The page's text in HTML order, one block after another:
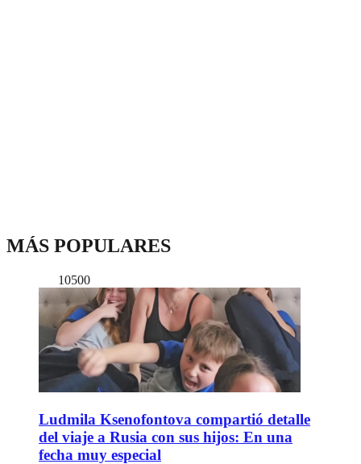
MÁS POPULARES
10500
Ludmila Ksenofontova compartió detalle
del viaje a Rusia con sus hijos: En una
fecha muy especial